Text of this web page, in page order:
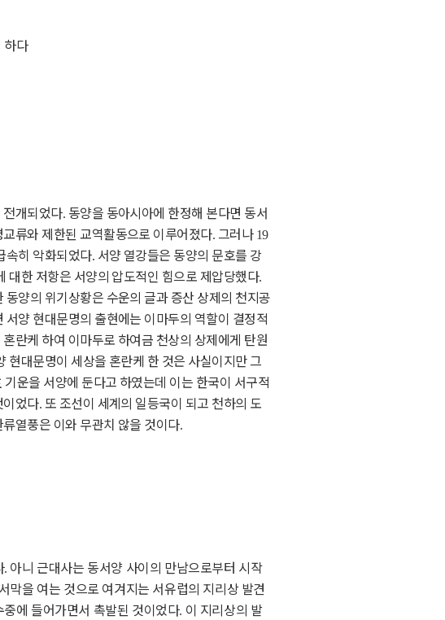
하다
개되었다. 동양을 동아시아에 한정해 본다면 동서
류와 제한된 교역활동으로 이루어졌다. 그러나 19
속히 악화되었다. 서양 열강들은 동양의 문호를 강
대한 저항은 서양의 압도적인 힘으로 제압당했다.
동양의 위기상황은 수운의 글과 증산 상제의 천지공
서양 현대문명의 출현에는 이마두의 역할이 결정적
란케 하여 이마두로 하여금 천상의 상제에게 탄원
현대문명이 세상을 혼란케 한 것은 사실이지만 그
기운을 서양에 둔다고 하였는데 이는 한국이 서구적
었다. 또 조선이 세계의 일등국이 되고 천하의 도
열풍은 이와 무관치 않을 것이다.
. 아니 근대사는 동서양 사이의 만남으로부터 시작
막을 여는 것으로 여겨지는 서유럽의 지리상 발견
에 들어가면서 촉발된 것이었다. 이 지리상의 발